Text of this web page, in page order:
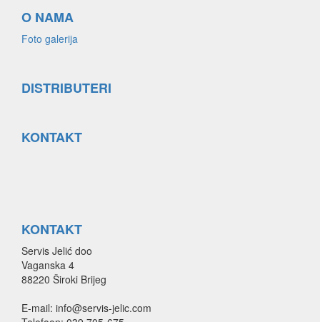
O NAMA
Foto galerija
DISTRIBUTERI
KONTAKT
KONTAKT
Servis Jelić doo
Vaganska 4
88220 Široki Brijeg
E-mail: info@servis-jelic.com